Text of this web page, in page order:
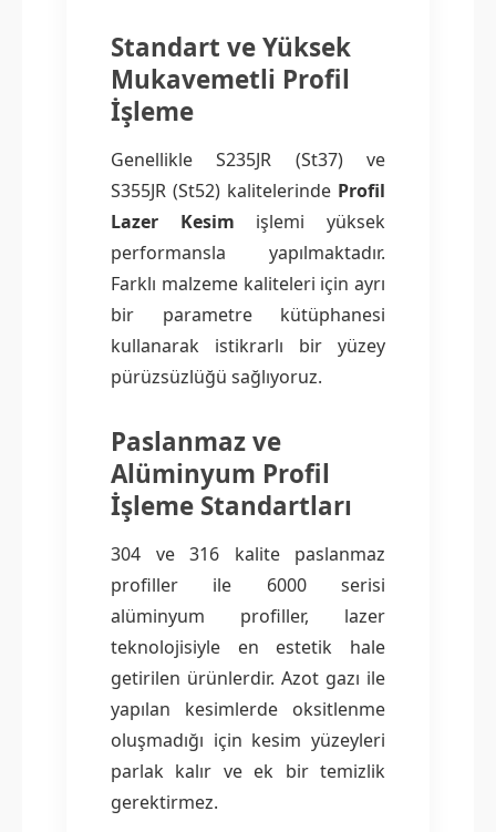
Standart ve Yüksek
Mukavemetli Profil
İşleme
Genellikle S235JR (St37) ve
S355JR (St52) kalitelerinde Profil
Lazer Kesim işlemi yüksek
performansla yapılmaktadır.
Farklı malzeme kaliteleri için ayrı
bir parametre kütüphanesi
kullanarak istikrarlı bir yüzey
pürüzsüzlüğü sağlıyoruz.
Paslanmaz ve
Alüminyum Profil
İşleme Standartları
304 ve 316 kalite paslanmaz
profiller ile 6000 serisi
alüminyum profiller, lazer
teknolojisiyle en estetik hale
getirilen ürünlerdir. Azot gazı ile
yapılan kesimlerde oksitlenme
oluşmadığı için kesim yüzeyleri
parlak kalır ve ek bir temizlik
gerektirmez.